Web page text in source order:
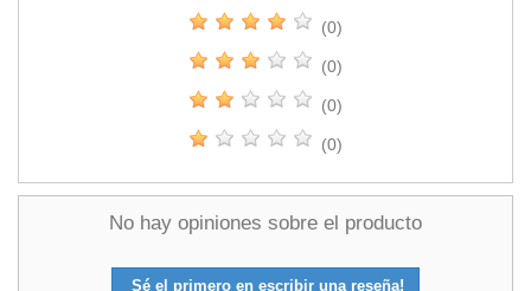
(0)
(0)
(0)
(0)
No hay opiniones sobre el producto
Sé el primero en escribir una reseña!